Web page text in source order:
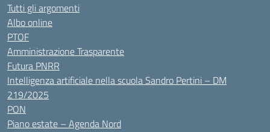
Tutti gli argomenti
Albo online
PTOF
Amministrazione Trasparente
Futura PNRR
Intelligenza artificiale nella scuola Sandro Pertini – DM
219/2025
PON
Piano estate – Agenda Nord